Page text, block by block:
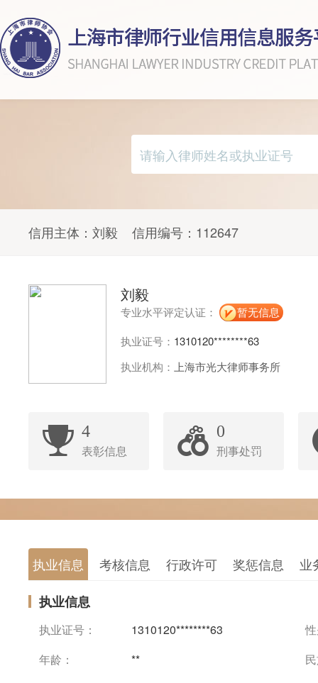
信用主体： 刘毅 信用编号： 112647
刘毅
专业水平评定认证：
暂无信息
执业证号： 1310120********63
执业机构： 上海市光大律师事务所
4
表彰信息
0
刑事处罚
执业信息 考核信息 行政许可 奖惩信息 业
执业信息
执业证号： 1310120********63
年龄：
**